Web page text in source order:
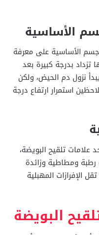
الأساسية
الأساسية على معرفة
بدرجة كبيرة بعد
نزول دم الحيض، ولكن
استمرار ارتفاع درجة
علامات تلقيح البويضة،
رطبة ومطاطية وزائدة
الإفرازات المهبلية
البويضة